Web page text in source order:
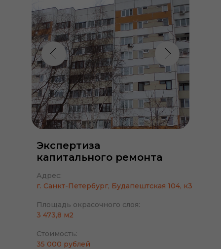
Экспертиза
капитального ремонта
Адрес:
г. Санкт-Петербург, Будапештская 104, к3
Площадь окрасочного слоя:
3 473,8 м2
Стоимость:
35 000 рублей